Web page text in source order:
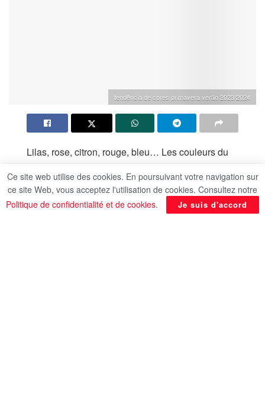
tendência de cores primavera verão 2023/2024
Lilas, rose, citron, rouge, bleu… Les couleurs du
avec leur explosion visuelle. Les designers s’en
sont donnés à cœur joie pour créer des pièces
aux nuances bien distinctes. Si les nudes ont
Ce site web utilise des cookies. En poursuivant votre navigation sur
ce site Web, vous acceptez l'utilisation de cookies. Consultez notre
Politique de confidentialité et de cookies. Je suis d'accord